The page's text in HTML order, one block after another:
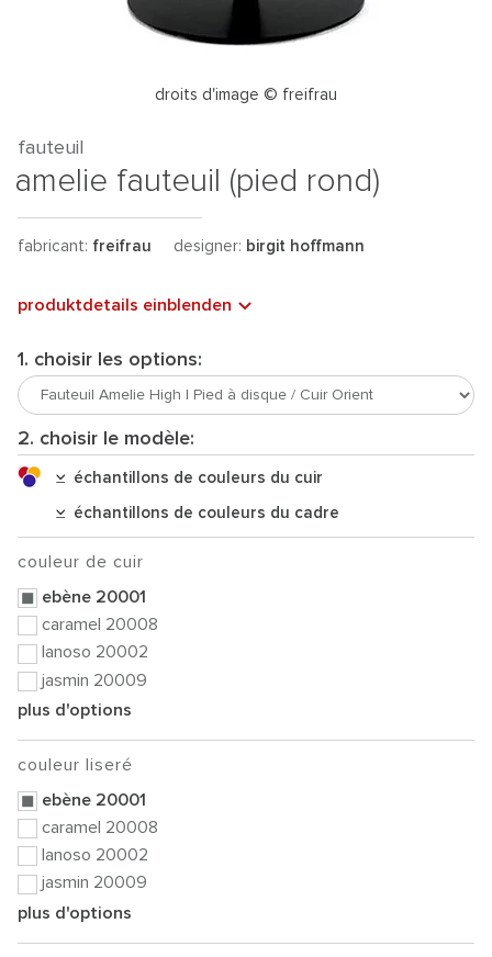
droits d'image © freifrau
fauteuil
amelie fauteuil (pied rond)
fabricant: freifrau designer: birgit hoffmann
produktdetails einblenden
1. choisir les options:
2. choisir le modèle:
échantillons de couleurs du cuir
échantillons de couleurs du cadre
couleur de cuir
ebène 20001
caramel 20008
lanoso 20002
jasmin 20009
plus d'options
couleur liseré
ebène 20001
caramel 20008
lanoso 20002
jasmin 20009
plus d'options